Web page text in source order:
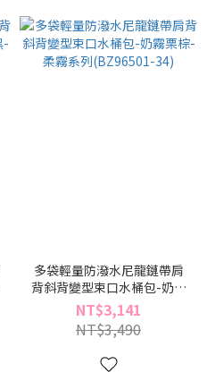
多袋輕量防潑水尼龍鏈帶肩
背斜背變型束口水桶包-奶霧
栗棕-柔霧系列(BZ96501-
34)
NT$3,141
NT$3,490